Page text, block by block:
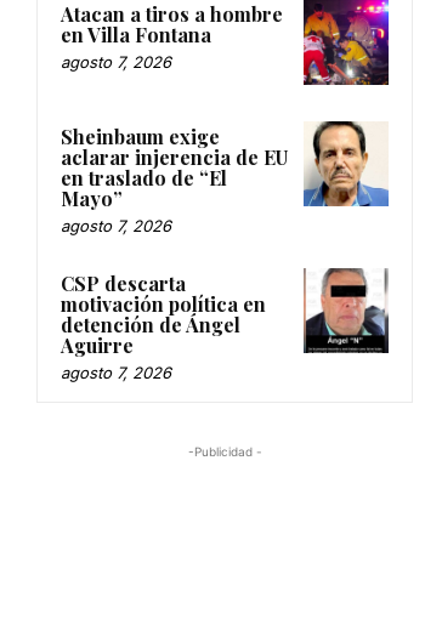
Atacan a tiros a hombre
en Villa Fontana
agosto 7, 2026
Sheinbaum exige
aclarar injerencia de EU
en traslado de “El
Mayo”
agosto 7, 2026
CSP descarta
motivación política en
detención de Ángel
Aguirre
agosto 7, 2026
-Publicidad -